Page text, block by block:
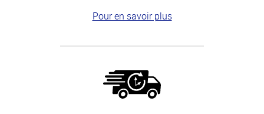
Pour en savoir plus